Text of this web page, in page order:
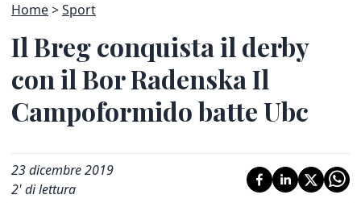
Home Sport
Il Breg conquista il derby
con il Bor Radenska Il
Campoformido batte Ubc
23 dicembre 2019
2' di lettura